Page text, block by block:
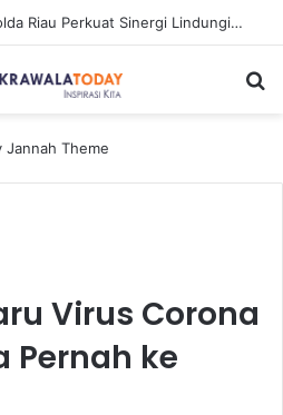
SKK Migas, PHR dan Polda Riau Perkuat Sinergi Lindungi Aset Negara demi Menjaga Ketahanan Energi Nasional
Virus Corona
Pernah ke